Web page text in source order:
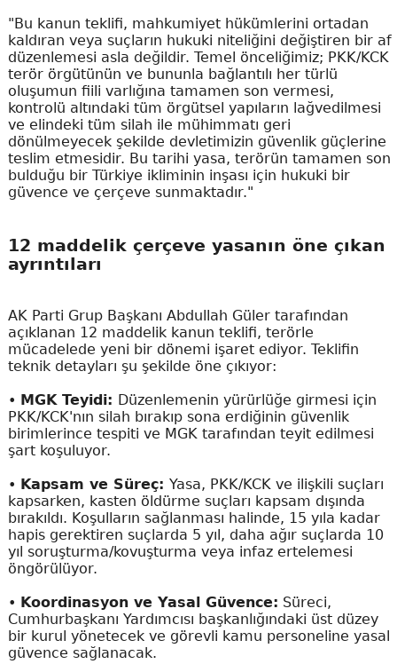
"Bu kanun teklifi, mahkumiyet hükümlerini ortadan
kaldıran veya suçların hukuki niteliğini değiştiren bir af
düzenlemesi asla değildir. Temel önceliğimiz; PKK/KCK
terör örgütünün ve bununla bağlantılı her türlü
oluşumun fiili varlığına tamamen son vermesi,
kontrolü altındaki tüm örgütsel yapıların lağvedilmesi
ve elindeki tüm silah ile mühimmatı geri
dönülmeyecek şekilde devletimizin güvenlik güçlerine
teslim etmesidir. Bu tarihi yasa, terörün tamamen son
bulduğu bir Türkiye ikliminin inşası için hukuki bir
güvence ve çerçeve sunmaktadır."
12 maddelik çerçeve yasanın öne çıkan
ayrıntıları
AK Parti Grup Başkanı Abdullah Güler tarafından
açıklanan 12 maddelik kanun teklifi, terörle
mücadelede yeni bir dönemi işaret ediyor. Teklifin
teknik detayları şu şekilde öne çıkıyor:
• MGK Teyidi: Düzenlemenin yürürlüğe girmesi için
PKK/KCK'nın silah bırakıp sona erdiğinin güvenlik
birimlerince tespiti ve MGK tarafından teyit edilmesi
şart koşuluyor.
• Kapsam ve Süreç: Yasa, PKK/KCK ve ilişkili suçları
kapsarken, kasten öldürme suçları kapsam dışında
bırakıldı. Koşulların sağlanması halinde, 15 yıla kadar
hapis gerektiren suçlarda 5 yıl, daha ağır suçlarda 10
yıl soruşturma/kovuşturma veya infaz ertelemesi
öngörülüyor.
• Koordinasyon ve Yasal Güvence: Süreci,
Cumhurbaşkanı Yardımcısı başkanlığındaki üst düzey
bir kurul yönetecek ve görevli kamu personeline yasal
güvence sağlanacak.